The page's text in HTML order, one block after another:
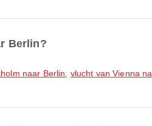
Berlin?
naar Berlin vlucht van Vienna